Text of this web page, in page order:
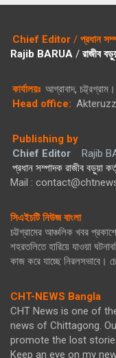
Chief Editor / প্রধান
Rajib BARUA / রাজীব
কার্যালয়ঃ আগ্রাবাদ, চট্ট্রগ্রাম।
Head office:
Publishing by
Chief Editor
Rajib
প্রধান সম্পাদক রাজীব বড়ুয়া
Mail :
সিএইচটি নিউজ বাংলা
চট্টগ্রামের আঞ্চলিক খবর
শহরতলিতে হারিয়ে যাওয়া
কাজ করে যাচ্ছে নিরলসভাবে।
CHT-NEWS Bangla
CHT News is one of
news of Chittagong.
promote the lost
Keep an eye on my